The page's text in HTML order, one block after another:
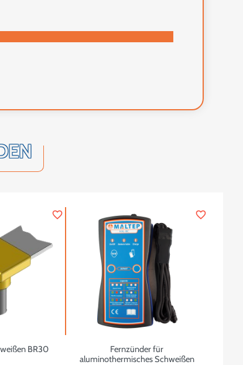
BR30
favorite_border
Fernzünder für
aluminothermisches Schweißen
favorite_border